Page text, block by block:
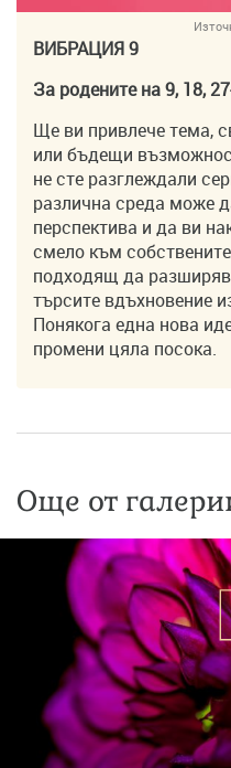
ВИБРАЦИЯ 9
За родените на 9, 18,
Ще ви привлече тема,
или бъдещи
не сте разглеждали
различна среда може
перспектива и да ви
смело към
подходящ да
търсите вдъхновение
Понякога една нова
промени цяла посока.
Още от